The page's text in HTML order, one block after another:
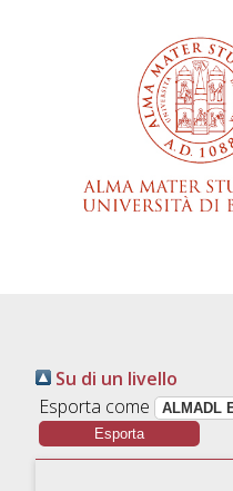
Su di un livello
Esporta come